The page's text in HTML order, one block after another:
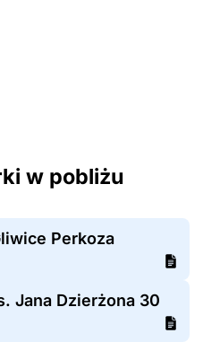
w pobliżu
Perkoza
Jana Dzierżona 30